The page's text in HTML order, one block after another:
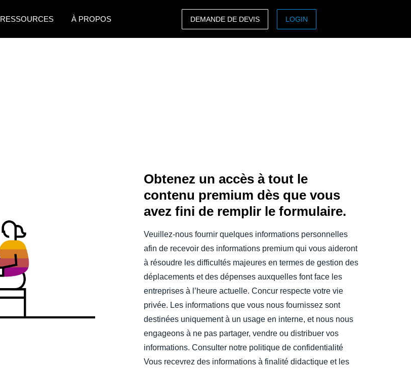
RESSOURCES À PROPOS
Sweden (English)
Denmark (English)
Finland (English)
Belgium (English)
España (Español)
Norway (English)
DEMANDE DE DEVIS LOGIN
Obtenez un accès à tout le
contenu premium dès que vous
avez fini de remplir le formulaire.
Veuillez-nous fournir quelques informations personnelles
afin de recevoir des informations premium qui vous aideront
à résoudre les difficultés majeures en termes de gestion des
déplacements et des dépenses auxquelles font face les
entreprises à l’heure actuelle. Concur respecte votre vie
privée. Les informations que vous nous fournissez sont
destinées uniquement à un usage en interne, et nous nous
engageons à ne pas partager, vendre ou distribuer vos
informations. Consulter notre politique de confidentialité
Vous recevrez des informations à finalité didactique et les